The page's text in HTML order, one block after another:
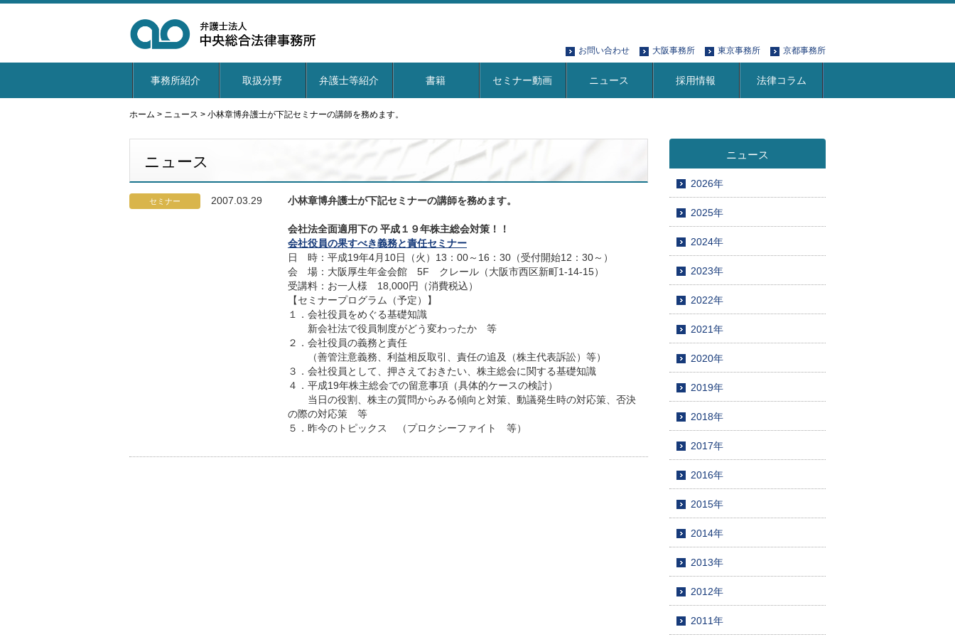
お問い合わせ 大阪事務所 東京事務所 京都事務所
事務所紹介 取扱分野 弁護士等紹介 書籍 セミナー動画 ニュース 採用情報 法律コラム
ホーム > ニュース > 小林章博弁護士が下記セミナーの講師を務めます。
ニュース
セミナー 2007.03.29 小林章博弁護士が下記セミナーの講師を務めます。
会社法全面適用下の 平成１９年株主総会対策！！
会社役員の果すべき義務と責任セミナー
日 時：平成19年4月10日（火）13：00～16：30（受付開始12：30～）
会 場：大阪厚生年金会館 5F クレール（大阪市西区新町1-14-15）
受講料：お一人様 18,000円（消費税込）
【セミナープログラム（予定）】
１．会社役員をめぐる基礎知識
新会社法で役員制度がどう変わったか 等
２．会社役員の義務と責任
（善管注意義務、利益相反取引、責任の追及（株主代表訴訟）等）
３．会社役員として、押さえておきたい、株主総会に関する基礎知識
４．平成19年株主総会での留意事項（具体的ケースの検討）
当日の役割、株主の質問からみる傾向と対策、動議発生時の対応策、否決
の際の対応策 等
５．昨今のトピックス （プロクシーファイト 等）
ニュース
2026年
2025年
2024年
2023年
2022年
2021年
2020年
2019年
2018年
2017年
2016年
2015年
2014年
2013年
2012年
2011年